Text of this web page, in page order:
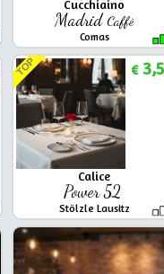
Cucchiaino
MadridCaffè
Comas
Calice
Power 52
Stölzle Lausitz
TOP €